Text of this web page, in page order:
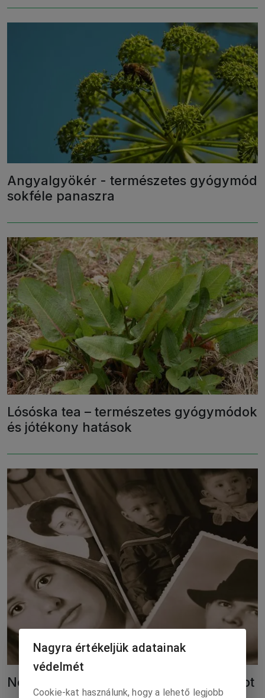
Angyalgyökér - természetes gyógymód
sokféle panaszra
Lósóska tea – természetes gyógymódok
és jótékony hatások
Néha nyiss meg a lelkeden egy ablakot
Nagyra értékeljük adatainak
védelmét
Cookie-kat használunk, hogy a lehető legjobb